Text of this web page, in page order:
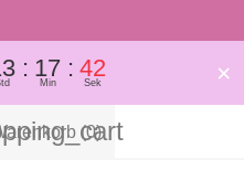
17
Min
42
Sek ×
(0)